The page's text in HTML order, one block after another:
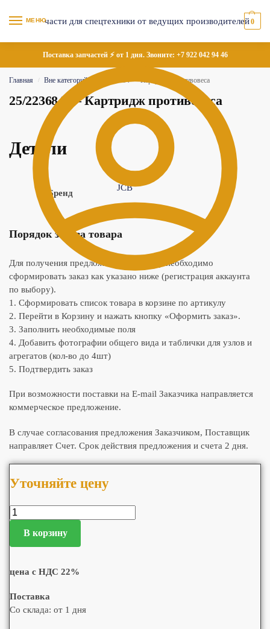
МЕНЮ 0
Поставка запчастей ⚡ от 1 дня. Звоните: +7 922 042 94 46
Главная / Вне категорий 25/223684 — Картридж противовеса
25/223684 — Картридж противовеса
Детали
Бренд
JCB
Порядок заказа товара
Для получения предложения по товару необходимо
сформировать заказ как указано ниже (регистрация аккаунта
по выбору).
1. Сформировать список товара в корзине по артикулу
2. Перейти в Корзину и нажать кнопку «Оформить заказ».
3. Заполнить необходимые поля
4. Добавить фотографии общего вида и таблички для узлов и
агрегатов (кол-во до 4шт)
5. Подтвердить заказ
При возможности поставки на E-mail Заказчика направляется
коммерческое предложение.
В случае согласования предложения Заказчиком, Поставщик
направляет Счет. Срок действия предложения и счета 2 дня.
Уточняйте цену
В корзину
цена с НДС 22%
Поставка
Со склада: от 1 дня